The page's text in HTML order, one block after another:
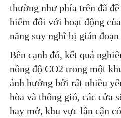
thường như phía trên đã
hiểm đối với hoạt động
năng suy nghĩ bị gián
Bên cạnh đó, kết quả
nồng độ CO2 trong một
ảnh hưởng bởi rất nhiều
hòa và thông gió, các cửa
hay mở, khu vực lân cận